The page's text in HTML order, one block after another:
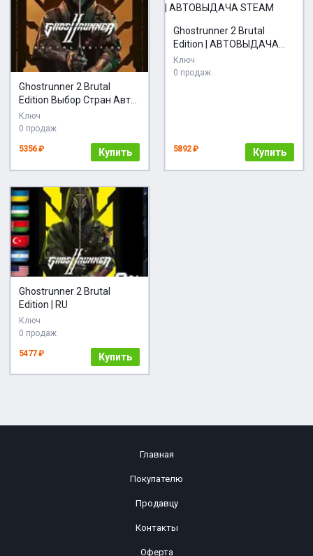
Ghostrunner 2 Brutal
Edition Выбор Стран Авто-
Доставка 24/7
Ключ
0 продаж
5356 ₽ Купить
Ghostrunner 2 Brutal
Edition | АВТОВЫДАЧА
STEAM
Ключ
0 продаж
5892 ₽ Купить
Ghostrunner 2 Brutal
Edition | RU
Ключ
0 продаж
5477 ₽ Купить
Главная
Покупателю
Продавцу
Контакты
Оферта